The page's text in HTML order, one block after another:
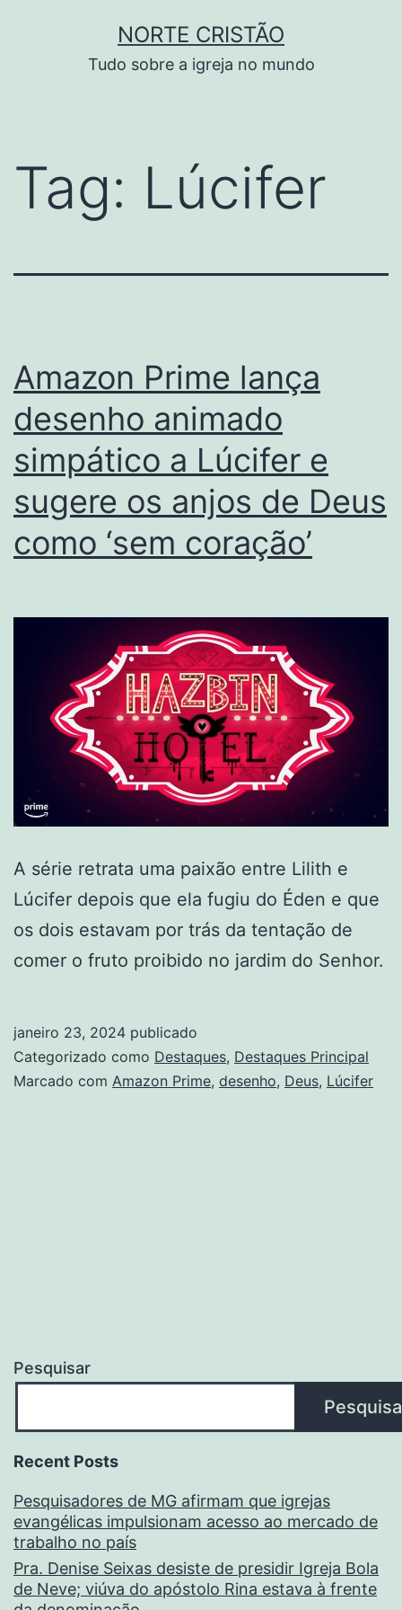
NORTE CRISTÃO
Tudo sobre a igreja no mundo
Tag: Lúcifer
Amazon Prime lança
desenho animado
simpático a Lúcifer e
sugere os anjos de Deus
como ‘sem coração’
A série retrata uma paixão entre Lilith e
Lúcifer depois que ela fugiu do Éden e que
os dois estavam por trás da tentação de
comer o fruto proibido no jardim do Senhor.
janeiro 23, 2024 publicado
Categorizado como Destaques, Destaques Principal
Marcado com Amazon Prime, desenho, Deus, Lúcifer
Pesquisar
Recent Posts
Pesquisadores de MG afirmam que igrejas
evangélicas impulsionam acesso ao mercado de
trabalho no país
Pra. Denise Seixas desiste de presidir Igreja Bola
de Neve; viúva do apóstolo Rina estava à frente